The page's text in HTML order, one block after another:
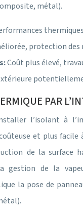
métal).
protection des
Coût plus élevé,
PAR
l’isolant à
et plus
de la surface
gestion de la
la pose de